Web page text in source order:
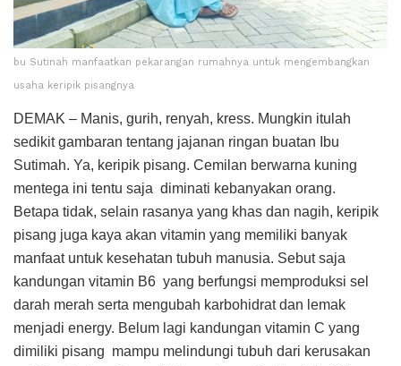
bu Sutinah manfaatkan pekarangan rumahnya untuk mengembangkan
usaha keripik pisangnya
DEMAK – Manis, gurih, renyah, kress. Mungkin itulah
sedikit gambaran tentang jajanan ringan buatan Ibu
Sutimah. Ya, keripik pisang. Cemilan berwarna kuning
mentega ini tentu saja diminati kebanyakan orang.
Betapa tidak, selain rasanya yang khas dan nagih, keripik
pisang juga kaya akan vitamin yang memiliki banyak
manfaat untuk kesehatan tubuh manusia. Sebut saja
kandungan vitamin B6 yang berfungsi memproduksi sel
darah merah serta mengubah karbohidrat dan lemak
menjadi energy. Belum lagi kandungan vitamin C yang
dimiliki pisang mampu melindungi tubuh dari kerusakan